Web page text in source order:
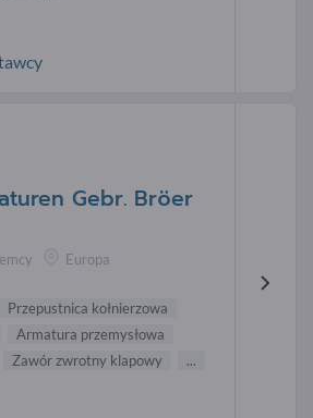
Gebr. Bröer
Europa
Przepustnica kołnierzowa
Armatura przemysłowa
Zawór zwrotny klapowy ...